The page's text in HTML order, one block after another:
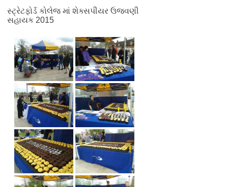
સ્ટ્રેટફોર્ડ કોલેજ માં શેક્સપીયર ઉજવણી
સહાયક 2015